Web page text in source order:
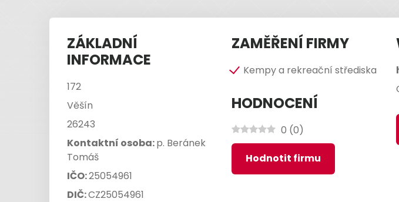
ZÁKLADNÍ
INFORMACE
172
Věšín
26243
Kontaktní osoba:p. Beránek
Tomáš
IČO:25054961
DIČ:CZ25054961
ZAMĚŘENÍ FIRMY
Kempy a rekreační střediska
HODNOCENÍ
0 (0)
Hodnotit firmu